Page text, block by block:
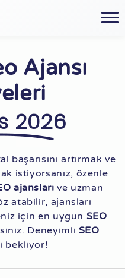
Ajansı
2026
başarısını artırmak ve
istiyorsanız, özenle
ajansları ve uzman
atabilir, ajansları
için en uygun SEO
Deneyimli SEO
bekliyor!